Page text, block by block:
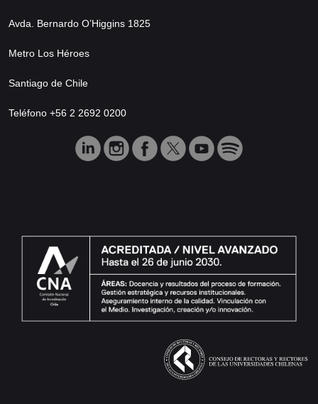
Avda. Bernardo O’Higgins 1825
Metro Los Héroes
Santiago de Chile
Teléfono +56 2 2692 0200